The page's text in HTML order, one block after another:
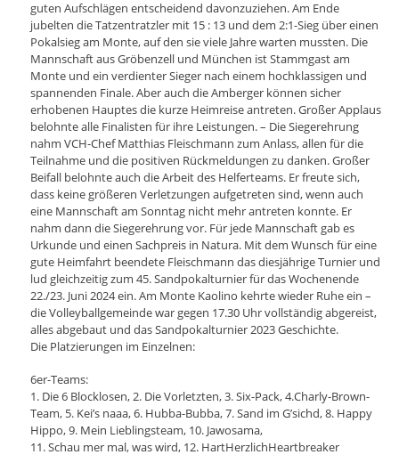
guten Aufschlägen entscheidend davonzuziehen. Am Ende
jubelten die Tatzentratzler mit 15 : 13 und dem 2:1-Sieg über einen
Pokalsieg am Monte, auf den sie viele Jahre warten mussten. Die
Mannschaft aus Gröbenzell und München ist Stammgast am
Monte und ein verdienter Sieger nach einem hochklassigen und
spannenden Finale. Aber auch die Amberger können sicher
erhobenen Hauptes die kurze Heimreise antreten. Großer Applaus
belohnte alle Finalisten für ihre Leistungen. – Die Siegerehrung
nahm VCH-Chef Matthias Fleischmann zum Anlass, allen für die
Teilnahme und die positiven Rückmeldungen zu danken. Großer
Beifall belohnte auch die Arbeit des Helferteams. Er freute sich,
dass keine größeren Verletzungen aufgetreten sind, wenn auch
eine Mannschaft am Sonntag nicht mehr antreten konnte. Er
nahm dann die Siegerehrung vor. Für jede Mannschaft gab es
Urkunde und einen Sachpreis in Natura. Mit dem Wunsch für eine
gute Heimfahrt beendete Fleischmann das diesjährige Turnier und
lud gleichzeitig zum 45. Sandpokalturnier für das Wochenende
22./23. Juni 2024 ein. Am Monte Kaolino kehrte wieder Ruhe ein –
die Volleyballgemeinde war gegen 17.30 Uhr vollständig abgereist,
alles abgebaut und das Sandpokalturnier 2023 Geschichte.
Die Platzierungen im Einzelnen:
6er-Teams:
1. Die 6 Blocklosen, 2. Die Vorletzten, 3. Six-Pack, 4.Charly-Brown-
Team, 5. Kei’s naaa, 6. Hubba-Bubba, 7. Sand im G’sichd, 8. Happy
Hippo, 9. Mein Lieblingsteam, 10. Jawosama,
11. Schau mer mal, was wird, 12. HartHerzlichHeartbreaker